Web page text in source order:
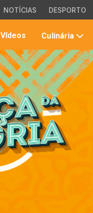
NOTÍCIAS DESPORTO
Vídeos Culinária